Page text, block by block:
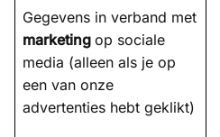
Gegevens in verband met
marketing op sociale
media (alleen als je op
een van onze
advertenties hebt geklikt)